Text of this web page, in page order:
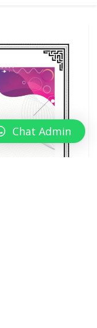
Chat Admin